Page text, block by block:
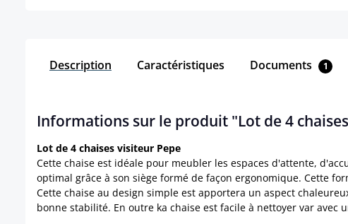
Description Caractéristiques Documents 1
Informations sur le produit "Lot de 4
Lot de 4 chaises visiteur Pepe
Cette chaise est idéale pour meubler les espaces d'attente,
optimal grâce à son siège formé de façon ergonomique. Cette
Cette chaise au design simple est apportera un aspect
bonne stabilité. En outre ka chaise est facile à nettoyer var